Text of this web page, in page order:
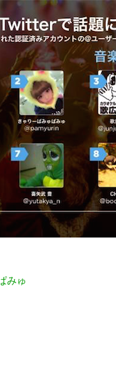
みゅ